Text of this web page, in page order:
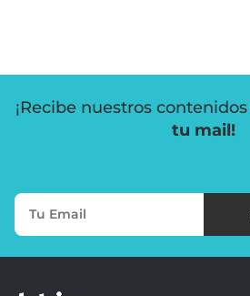
¡Recibe nuestros contenidos
tu mail!